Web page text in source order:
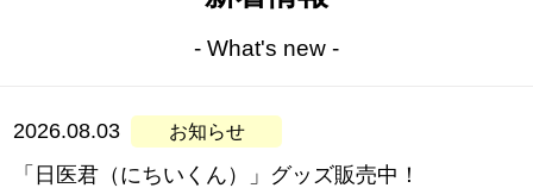
- What's new -
2026.08.03
「日医君（にちいくん）」グッズ販売中！